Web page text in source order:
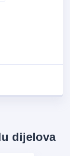
dijelova